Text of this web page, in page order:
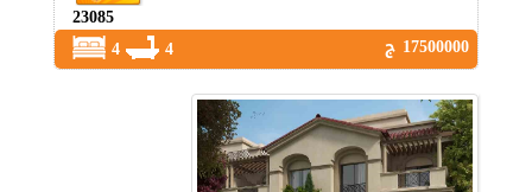
23085
17500000 ج
4